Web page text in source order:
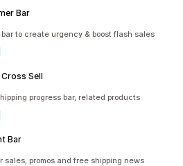
Bar
to create urgency & boost flash sales
Sell
progress bar, related products
Bar
sales, promos and free shipping news